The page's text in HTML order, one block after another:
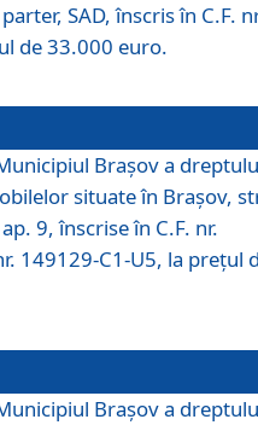
SAD, înscris în C.F.
de 33.000 euro.
Brașov a
situate în Brașov,
9, înscrise în C.F. nr.
149129-C1-U5, la prețul
Brașov a